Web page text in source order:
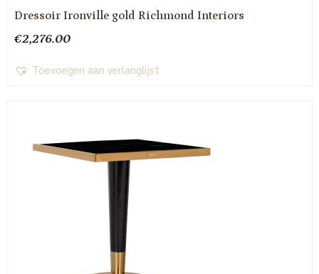
Dressoir Ironville gold Richmond Interiors
€2,276.00
Toevoegen aan verlanglijst